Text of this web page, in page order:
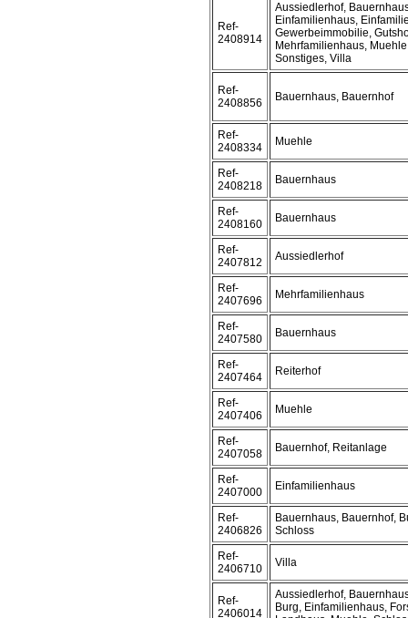
Ref-
2408914
Aussiedlerhof,
Einfamilienhaus,
Gewerbeimmobilie,
Mehrfamilienhaus,
Sonstiges, Villa
Ref-
2408856
Bauernhaus, Bauernhof
Ref-
2408334
Muehle
Ref-
2408218
Bauernhaus
Ref-
2408160
Bauernhaus
Ref-
2407812
Aussiedlerhof
Ref-
2407696
Mehrfamilienhaus
Ref-
2407580
Bauernhaus
Ref-
2407464
Reiterhof
Ref-
2407406
Muehle
Ref-
2407058
Bauernhof, Reitanlage
Ref-
2407000
Einfamilienhaus
Ref-
2406826
Bauernhaus, Bauernhof,
Schloss
Ref-
2406710
Villa
Ref-
2406014
Aussiedlerhof,
Burg, Einfamilienhaus,